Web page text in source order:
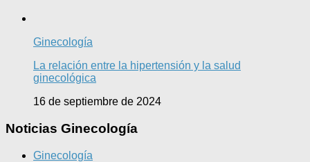
Ginecología
La relación entre la hipertensión y la salud
ginecológica
16 de septiembre de 2024
Noticias Ginecología
Ginecología